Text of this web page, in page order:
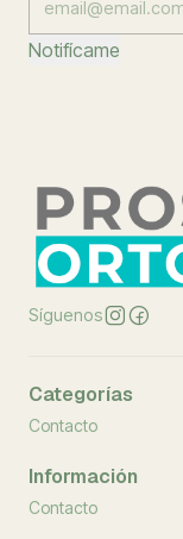
Notifícame
Síguenos
Categorías
Contacto
Información
Contacto